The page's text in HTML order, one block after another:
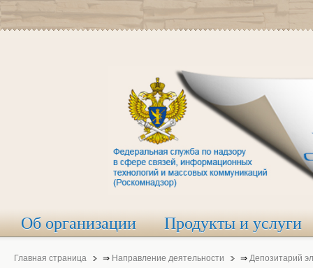
Об организации Продукты и услуги
Главная страница ⇒ Направление деятельности ⇒ Депозитарий